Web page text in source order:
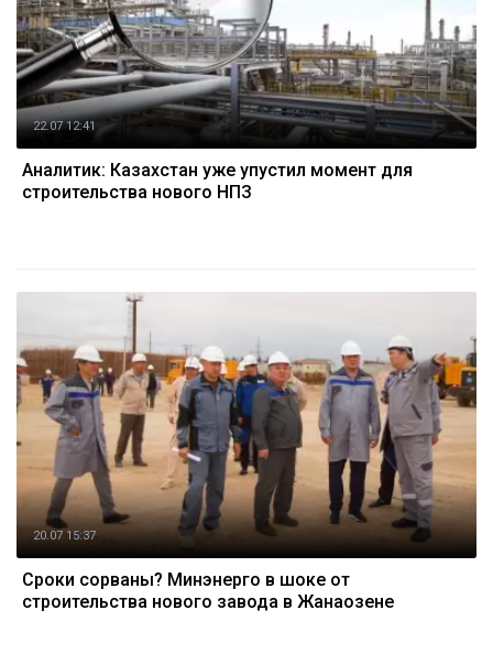
22.07 12:41
Аналитик: Казахстан уже упустил момент для
строительства нового НПЗ
20.07 15:37
Сроки сорваны? Минэнерго в шоке от
строительства нового завода в Жанаозене